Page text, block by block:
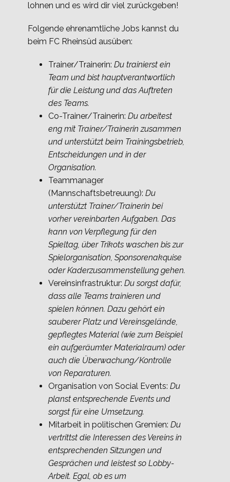
lohnen und es wird dir viel zurückgeben!
Folgende ehrenamtliche Jobs kannst du
beim FC Rheinsüd ausüben:
Trainer/Trainerin: Du trainierst ein
Team und bist hauptverantwortlich
für die Leistung und das Auftreten
des Teams.
Co-Trainer/Trainerin: Du arbeitest
eng mit Trainer/Trainerin zusammen
und unterstützt beim Trainingsbetrieb,
Entscheidungen und in der
Organisation.
Teammanager
(Mannschaftsbetreuung): Du
unterstützt Trainer/Trainerin bei
vorher vereinbarten Aufgaben. Das
kann von Verpflegung für den
Spieltag, über Trikots waschen bis zur
Spielorganisation, Sponsorenakquise
oder Kaderzusammenstellung gehen.
Vereinsinfrastruktur: Du sorgst dafür,
dass alle Teams trainieren und
spielen können. Dazu gehört ein
sauberer Platz und Vereinsgelände,
gepflegtes Material (wie zum Beispiel
ein aufgeräumter Materialraum) oder
auch die Überwachung/Kontrolle
von Reparaturen.
Organisation von Social Events: Du
planst entsprechende Events und
sorgst für eine Umsetzung.
Mitarbeit in politischen Gremien: Du
vertrittst die Interessen des Vereins in
entsprechenden Sitzungen und
Gesprächen und leistest so Lobby-
Arbeit. Egal, ob es um